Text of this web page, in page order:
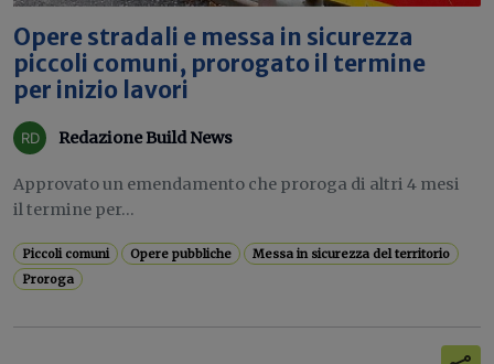
Opere stradali e messa in sicurezza
piccoli comuni, prorogato il termine
per inizio lavori
Redazione Build News
Approvato un emendamento che proroga di altri 4 mesi
il termine per...
Piccoli comuni Opere pubbliche
Messa in sicurezza del territorio
Proroga